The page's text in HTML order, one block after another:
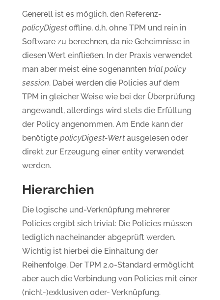
Generell ist es möglich, den Referenz-
policyDigestoffline, d.h. ohne TPM und rein in
Software zu berechnen, da nie Geheimnisse in
diesen Wert einfließen. In der Praxis verwendet
man aber meist eine sogenannten trial policy
session. Dabei werden die Policies auf dem
TPM in gleicher Weise wie bei der Überprüfung
angewandt, allerdings wird stets die Erfüllung
der Policy angenommen. Am Ende kann der
benötigte policyDigest-Wertausgelesen oder
direkt zur Erzeugung einer entity verwendet
werden.
Hierarchien
Die logische und-Verknüpfung mehrerer
Policies ergibt sich trivial: Die Policies müssen
lediglich nacheinander abgeprüft werden.
Wichtig ist hierbei die Einhaltung der
Reihenfolge. Der TPM 2.0-Standard ermöglicht
aber auch die Verbindung von Policies mit einer
(nicht-)exklusiven oder- Verknüpfung.